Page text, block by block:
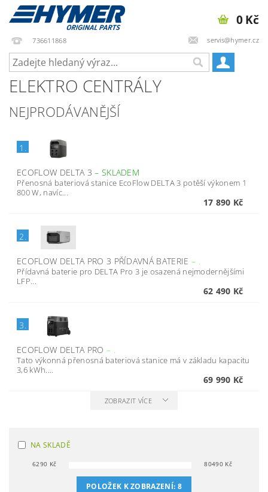
736611868 servis@hymer.cz
0 Kč
ELEKTRO CENTRÁLY
NEJPRODÁVANĚJŠÍ
1.
ECOFLOW DELTA 3– SKLADEM
Přenosná bateriová stanice EcoFlow DELTA 3 potěší výkonem 1
800 W, navíc...
17 890 Kč
2.
ECOFLOW DELTA PRO 3 PŘÍDAVNÁ BATERIE – .
Přídavná baterie pro DELTA Pro 3 je osazená nejmodernějšími
LFP...
62 490 Kč
3.
ECOFLOW DELTA PRO – .
Tato výkonná přenosná bateriová stanice má v základu kapacitu
3,6 kWh....
69 990 Kč
ZOBRAZIT VÍCE
NA SKLADĚ
6290 Kč 80490Kč
POLOŽEK K ZOBRAZENÍ: 8